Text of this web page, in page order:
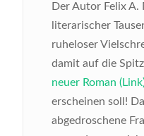
Der Autor Felix
literarischer
ruheloser
damit auf die
neuer Roman
erscheinen soll!
abgedroschene